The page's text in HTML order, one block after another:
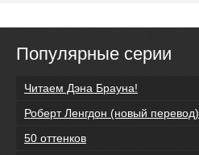
Популярные серии
Читаем Дэна Брауна!
Роберт Ленгдон (новый перевод)
50 оттенков